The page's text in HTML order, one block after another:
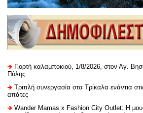
Γιορτή καλαμποκιού, 1/8/2026, στον Αγ.
Πύλης
Τριπλή συνεργασία στα Τρίκαλα ενάντια
απάτες
Wander Mamas x Fashion City Outlet: Η